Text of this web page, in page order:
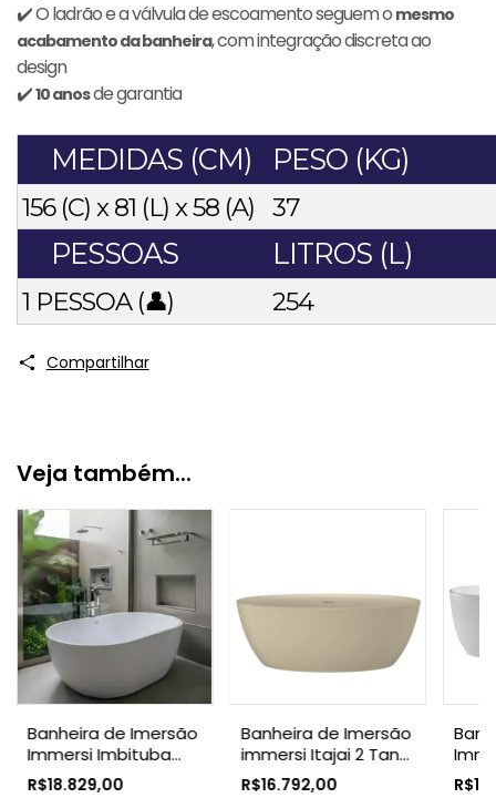
✔️ O ladrão e a válvula de escoamento seguem o mesmo
acabamento da banheira, com integração discreta ao
design
✔️10 anosde garantia
MEDIDAS (CM) PESO (KG)
156 (C) x 81 (L) x 58 (A) 37
PESSOAS LITROS (L)
1 PESSOA (👤) 254
Compartilhar
Veja também...
Banheira de Imersão
Immersi Imbituba
Glossy White 1.80
R$18.829,00
Banheira de Imersão
immersi Itajai 2 Tan
White
R$16.792,00